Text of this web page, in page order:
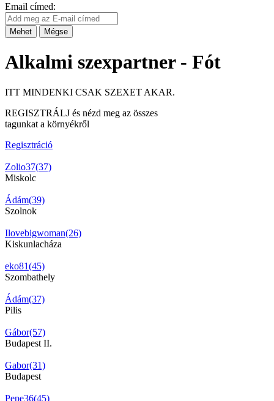
Email címed:
Mehet Mégse
Alkalmi szexpartner - Fót
ITT MINDENKI CSAK SZEXET AKAR.
REGISZTRÁLJ és nézd meg az összes
tagunkat a környékről
Regisztráció
Zolio37(37)
Miskolc
Ádám(39)
Szolnok
Ilovebigwoman(26)
Kiskunlacháza
eko81(45)
Szombathely
Ádám(37)
Pilis
Gábor(57)
Budapest II.
Gabor(31)
Budapest
Pepe36(45)